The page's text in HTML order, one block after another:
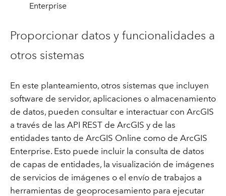
Enterprise
Proporcionar datos y funcionalidades a
otros sistemas
En este planteamiento, otros sistemas que incluyen
software de servidor, aplicaciones o almacenamiento
de datos, pueden consultar e interactuar con ArcGIS
a través de las API REST de ArcGIS y de las
entidades tanto de ArcGIS Online como de ArcGIS
Enterprise. Esto puede incluir la consulta de datos
de capas de entidades, la visualización de imágenes
de servicios de imágenes o el envío de trabajos a
herramientas de geoprocesamiento para ejecutar